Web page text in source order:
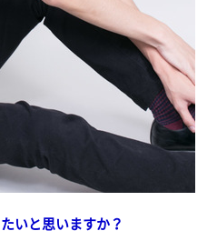
いと思いますか？